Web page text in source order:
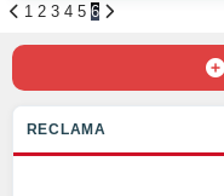
1 2 3 4 5 6
RECLAMA